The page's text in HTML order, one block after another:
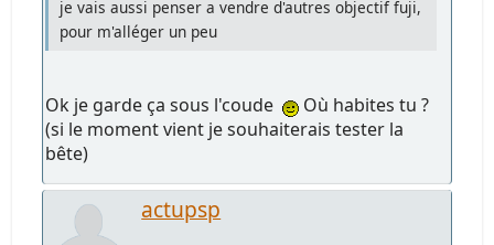
je vais aussi penser a vendre d'autres objectif fuji,
pour m'alléger un peu
Ok je garde ça sous l'coude
Où habites tu ?
(si le moment vient je souhaiterais tester la
bête)
actupsp